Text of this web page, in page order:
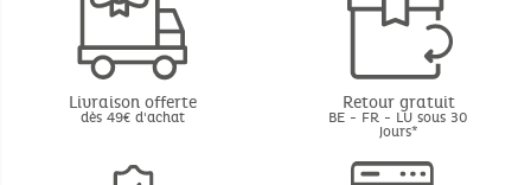
Livraison offerte
dès 49€ d'achat
Retour gratuit
BE - FR - LU sous 30
jours*